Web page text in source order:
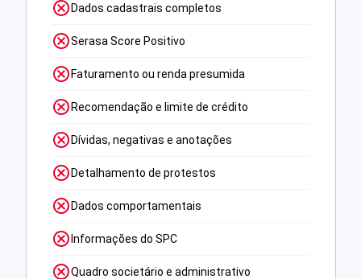
Dados cadastrais completos
Serasa Score Positivo
Faturamento ou renda presumida
Recomendação e limite de crédito
Dívidas, negativas e anotações
Detalhamento de protestos
Dados comportamentais
Informações do SPC
Quadro societário e administrativo